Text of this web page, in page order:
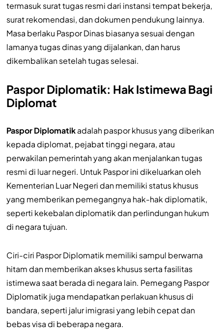
termasuk surat tugas resmi dari instansi tempat bekerja,
surat rekomendasi, dan dokumen pendukung lainnya.
Masa berlaku Paspor Dinas biasanya sesuai dengan
lamanya tugas dinas yang dijalankan, dan harus
dikembalikan setelah tugas selesai.
Paspor Diplomatik: Hak Istimewa Bagi
Diplomat
Paspor Diplomatikadalah paspor khusus yang diberikan
kepada diplomat, pejabat tinggi negara, atau
perwakilan pemerintah yang akan menjalankan tugas
resmi di luar negeri. Untuk Paspor ini dikeluarkan oleh
Kementerian Luar Negeri dan memiliki status khusus
yang memberikan pemegangnya hak-hak diplomatik,
seperti kekebalan diplomatik dan perlindungan hukum
di negara tujuan.
Ciri-ciri Paspor Diplomatik memiliki sampul berwarna
hitam dan memberikan akses khusus serta fasilitas
istimewa saat berada di negara lain. Pemegang Paspor
Diplomatik juga mendapatkan perlakuan khusus di
bandara, seperti jalur imigrasi yang lebih cepat dan
bebas visa di beberapa negara.